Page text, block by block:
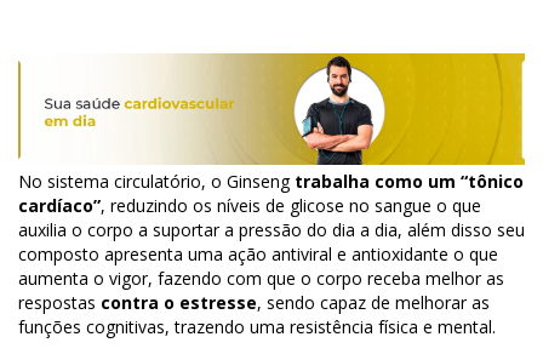
No sistema circulatório, o Ginseng trabalha como um “tônico
cardíaco”, reduzindo os níveis de glicose no sangue o que
auxilia o corpo a suportar a pressão do dia a dia, além disso seu
composto apresenta uma ação antiviral e antioxidante o que
aumenta o vigor, fazendo com que o corpo receba melhor as
respostas contra o estresse, sendo capaz de melhorar as
funções cognitivas, trazendo uma resistência física e mental.